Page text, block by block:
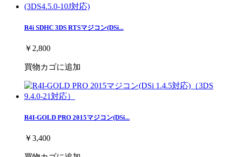
R4i SDHC 3DS RTSマジコン(DSi...
￥2,800
買物カゴに追加
R4I-GOLD PRO 2015マジコン(DSi...
￥3,400